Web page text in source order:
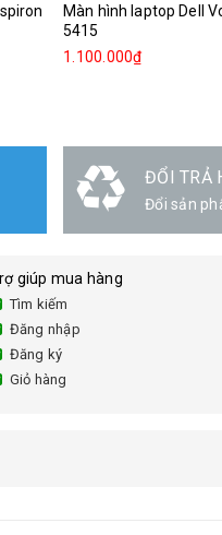
Màn hình laptop Dell
5415
1.100.000₫
GIAO
Linh hoạt
giúp mua hàng
Tìm kiếm
Đăng nhập
Đăng ký
Giỏ hàng